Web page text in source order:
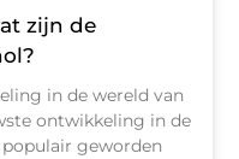
zijn de
in de wereld van
ontwikkeling in de
geworden